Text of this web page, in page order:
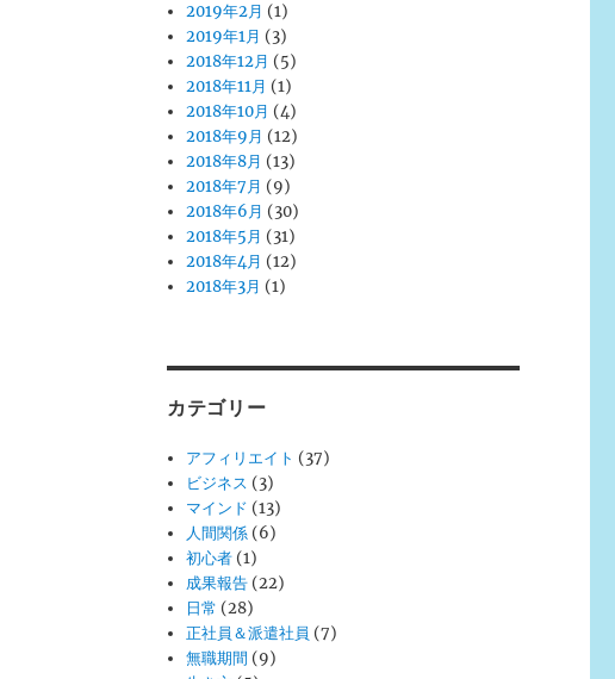
2019年2月 (1)
2019年1月 (3)
2018年12月 (5)
2018年11月 (1)
2018年10月 (4)
2018年9月 (12)
2018年8月 (13)
2018年7月 (9)
2018年6月 (30)
2018年5月 (31)
2018年4月 (12)
2018年3月 (1)
カテゴリー
アフィリエイト (37)
ビジネス (3)
マインド (13)
人間関係 (6)
初心者 (1)
成果報告 (22)
日常 (28)
正社員＆派遣社員 (7)
無職期間 (9)